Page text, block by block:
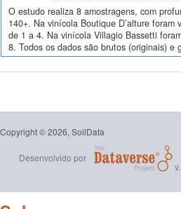
O estudo realiza 8 amostragens, com
140+. Na vinícola Boutique D’alture foram
de 1 a 4. Na vinícola Villagio Bassetti
8. Todos os dados são brutos (originais) e
Copyright © 2026, SoilData
Desenvolvido por